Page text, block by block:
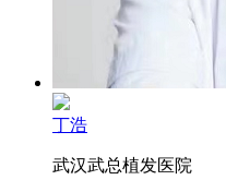
丁浩
武汉武总植发医院